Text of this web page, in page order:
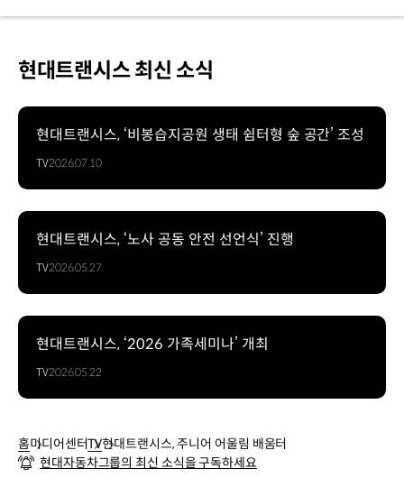
현대트랜시스 최신 소식
현대트랜시스, ‘비봉습지공원 생태 쉼터형 숲 공간’ 조성
TV2026.07.10
현대트랜시스, ‘노사 공동 안전 선언식’ 진행
TV2026.05.27
현대트랜시스, ‘2026 가족세미나’ 개최
TV2026.05.22
홈미디어센터TV현대트랜시스, 주니어 어울림 배움터
현대자동차그룹의 최신 소식을 구독하세요